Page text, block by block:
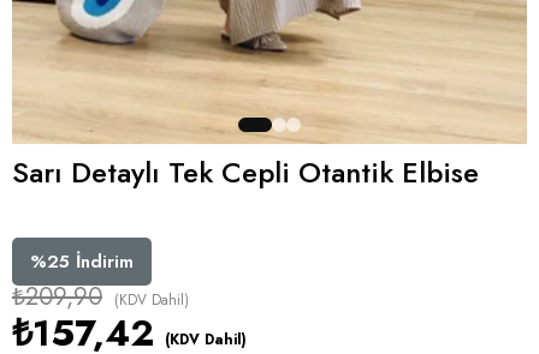
Sarı Detaylı Tek Cepli Otantik Elbise
%25 İndirim
₺209,90 (KDV Dahil)
₺157,42 (KDV Dahil)